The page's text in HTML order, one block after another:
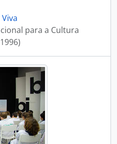
para a Cultura